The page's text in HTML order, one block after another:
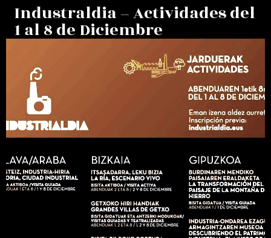
Industraldia – Actividades del
1 al 8 de Diciembre